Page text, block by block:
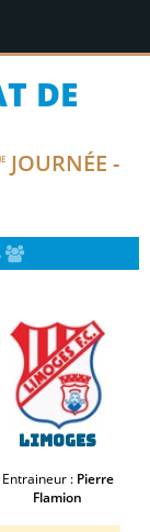
DE
JOURNÉE -
Limoges
Entraineur : Pierre
Flamion